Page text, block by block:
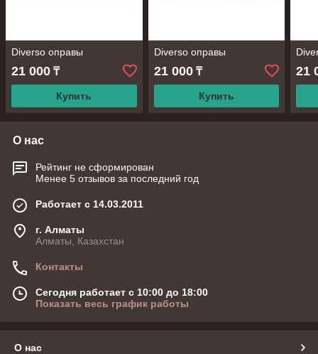
Diverso оправы
21 000 ₸
Купить
Diverso оправы
21 000₸
Купить
21
О нас
Рейтинг не сформирован
Менее 5 отзывов за последний год
Работает с 14.03.2011
г. Алматы
Алматы, Казахстан
Контакты
Сегодня работает с 10:00 до 18:00
Показать весь график работы
О нас